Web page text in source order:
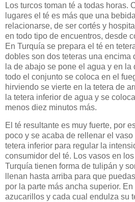
Los turcos toman té a todas horas.
lugares el té es más que una
relacionarse, de ser cortés y
en todo tipo de encuentros, desde
En Turquía se prepara el té en
dobles son dos teteras una encima
la de abajo se pone el agua y en
todo el conjunto se coloca en el
hirviendo se vierte en la tetera de
la tetera inferior de agua y se
menos diez minutos más.
El té resultante es muy fuerte, por
poco y se acaba de rellenar el
tetera inferior para regular la
consumidor del té. Los vasos en
Turquía tienen forma de tulipán y
llenan hasta arriba para que
por la parte más ancha superior.
azucarillos y cada cual endulza su